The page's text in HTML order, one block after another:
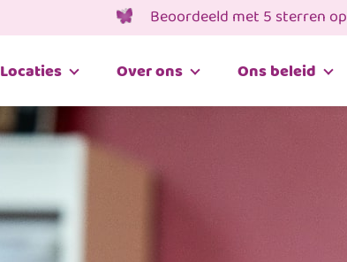
Beoordeeld met 5 sterren op
Locaties Over ons Ons beleid